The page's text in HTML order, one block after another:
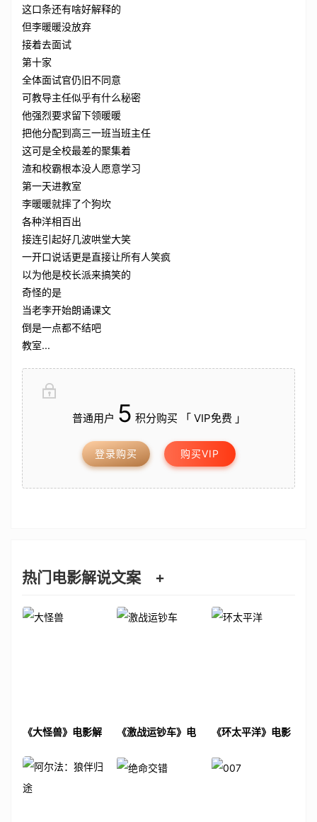
这口条还有啥好解释的
但李暖暖没放弃
接着去面试
第十家
全体面试官仍旧不同意
可教导主任似乎有什么秘密
他强烈要求留下领暖暖
把他分配到高三一班当班主任
这可是全校最差的聚集着
渣和校霸根本没人愿意学习
第一天进教室
李暖暖就摔了个狗坎
各种洋相百出
接连引起好几波哄堂大笑
一开口说话更是直接让所有人笑疯
以为他是校长派来搞笑的
奇怪的是
当老李开始朗诵课文
倒是一点都不结吧
教室...
普通用户 5 积分购买 「 VIP免费 」
登录购买 购买VIP
热门电影解说文案 +
《大怪兽》电影解
《激战运钞车》电
《环太平洋》电影